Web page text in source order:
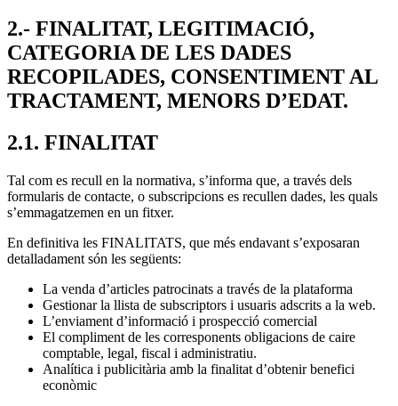
2.- FINALITAT, LEGITIMACIÓ,
CATEGORIA DE LES DADES
RECOPILADES, CONSENTIMENT AL
TRACTAMENT, MENORS D’EDAT.
2.1. FINALITAT
Tal com es recull en la normativa, s’informa que, a través dels
formularis de contacte, o subscripcions es recullen dades, les quals
s’emmagatzemen en un fitxer.
En definitiva les FINALITATS, que més endavant s’exposaran
detalladament són les següents:
La venda d’articles patrocinats a través de la plataforma
Gestionar la llista de subscriptors i usuaris adscrits a la web.
L’enviament d’informació i prospecció comercial
El compliment de les corresponents obligacions de caire
comptable, legal, fiscal i administratiu.
Analítica i publicitària amb la finalitat d’obtenir benefici
econòmic